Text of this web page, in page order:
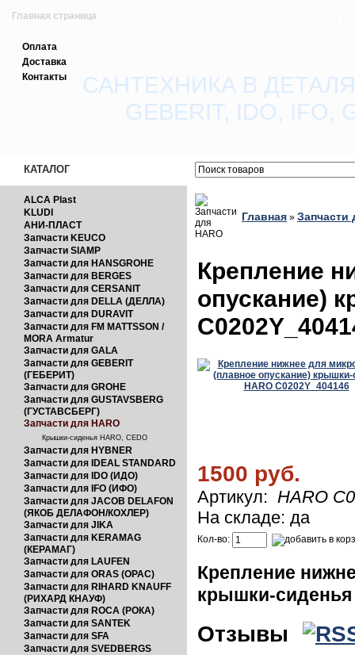
Главная страница
Зарегистрироваться
Вход с паролем
Оплата
Доставка
Контакты
САНТЕХНИКА В
GEBERIT, IDO, IFO,
КАТАЛОГ
ALCA Plast
KLUDI
АНИ-ПЛАСТ
Запчасти KEUCO
Запчасти SIAMP
Запчасти для HANSGROHE
Запчасти для BERGES
Запчасти для CERSANIT
Запчасти для DELLA (ДЕЛЛА)
Запчасти для DURAVIT
Запчасти для FM MATTSSON /
MORA Armatur
Запчасти для GALA
Запчасти для GEBERIT
(ГЕБЕРИТ)
Запчасти для GROHE
Запчасти для GUSTAVSBERG
(ГУСТАВСБЕРГ)
Запчасти для HARO
Крышки-сиденья HARO, CEDO
Запчасти для HYBNER
Запчасти для IDEAL STANDARD
Запчасти для IDO (ИДО)
Запчасти для IFO (ИФО)
Запчасти для JACOB DELAFON
(ЯКОБ ДЕЛАФОН/КОХЛЕР)
Запчасти для JIKA
Запчасти для KERAMAG
(КЕРАМАГ)
Запчасти для LAUFEN
Запчасти для ORAS (ОРАС)
Запчасти для RIHARD KNAUFF
(РИХАРД КНАУФ)
Запчасти для ROCA (РОКА)
Запчасти для SANTEK
Запчасти для SFA
Запчасти для SVEDBERGS
Главная » Запчасти
Крепление
опускание)
1500 руб.
Артикул: HARO
На складе: да
Кол-во:
Крепление
крышки-сиденья
Отзывы